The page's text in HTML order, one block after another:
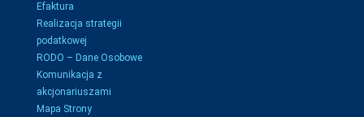
Efaktura
Realizacja strategii
podatkowej
RODO – Dane Osobowe
Komunikacja z
akcjonariuszami
Mapa Strony